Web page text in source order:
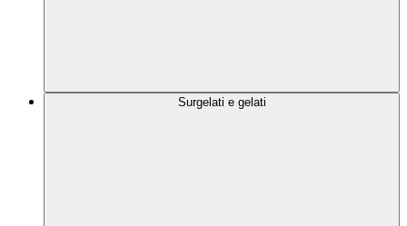
Surgelati e gelati